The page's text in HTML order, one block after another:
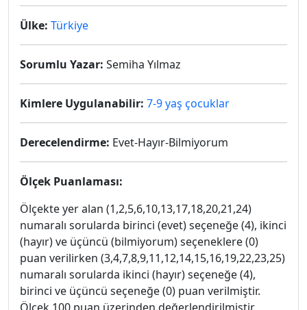
Ülke: Türkiye
Sorumlu Yazar: Semiha Yılmaz
Kimlere Uygulanabilir: 7-9 yaş çocuklar
Derecelendirme: Evet-Hayır-Bilmiyorum
Ölçek Puanlaması:
Ölçekte yer alan (1,2,5,6,10,13,17,18,20,21,24)
numaralı sorularda birinci (evet) seçeneğe (4), ikinci
(hayır) ve üçüncü (bilmiyorum) seçeneklere (0)
puan verilirken (3,4,7,8,9,11,12,14,15,16,19,22,23,25)
numaralı sorularda ikinci (hayır) seçeneğe (4),
birinci ve üçüncü seçeneğe (0) puan verilmiştir.